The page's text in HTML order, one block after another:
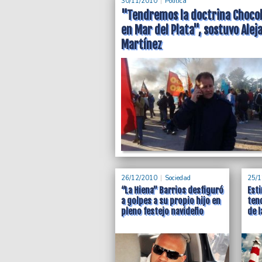
Millonarios
Cumbre
Cancillería rechazó una oferta de 3,2
Un memo revela precios insólitos,
por dos días.
"Tendremos la doctrina
en Mar del Plata", sostuvo
Martínez
26/12/2010 Sociedad
“La Hiena” Barrios desfiguró
a golpes a su propio hijo en
pleno festejo navideño
25/
de